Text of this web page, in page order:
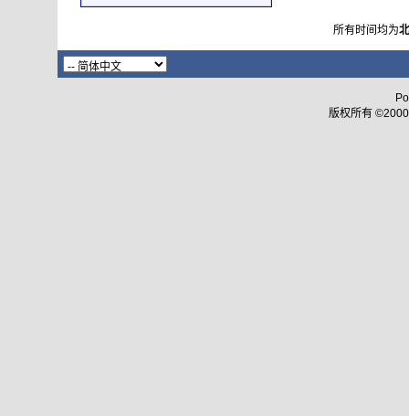
所有时间均为
版权所有